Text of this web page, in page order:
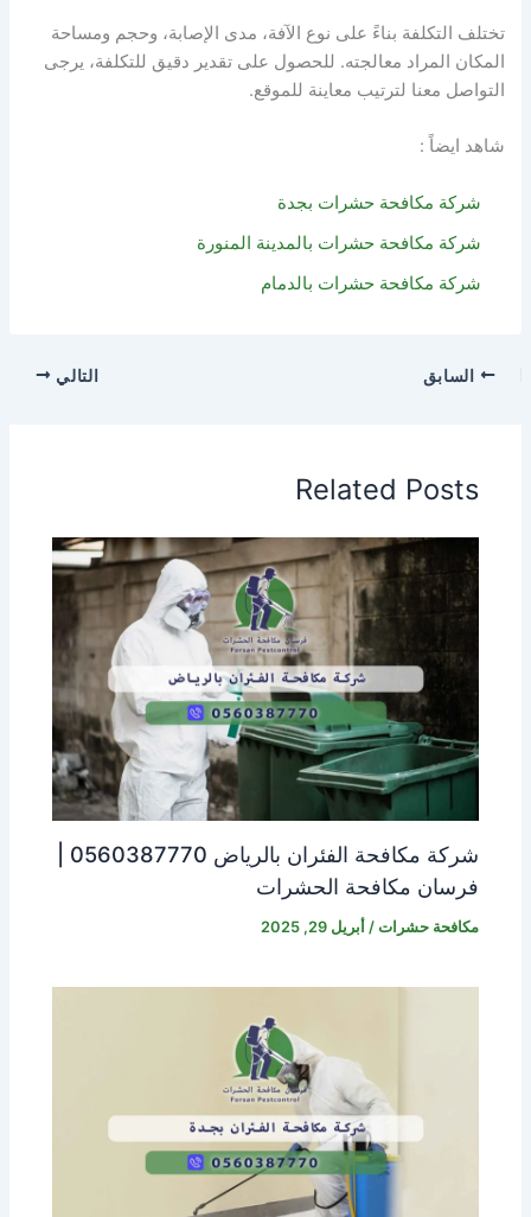
تختلف التكلفة بناءً على نوع الآفة، مدى الإصابة، وحجم ومساحة
المكان المراد معالجته. للحصول على تقدير دقيق للتكلفة، يرجى
التواصل معنا لترتيب معاينة للموقع.
شاهد ايضاً :
شركة مكافحة حشرات بجدة
شركة مكافحة حشرات بالمدينة المنورة
شركة مكافحة حشرات بالدمام
السابق التالي
Related Posts
فرسان مكافحة الحشرات
مكافحة حشرات / أبريل 29, 2025